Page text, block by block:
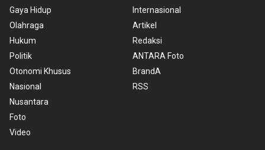
Gaya Hidup
Olahraga
Hukum
Politik
Otonomi Khusus
Nasional
Nusantara
Foto
Video
Internasional
Artikel
Redaksi
ANTARA Foto
BrandA
RSS